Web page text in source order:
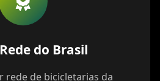
do Brasil
rede de bicicletarias da